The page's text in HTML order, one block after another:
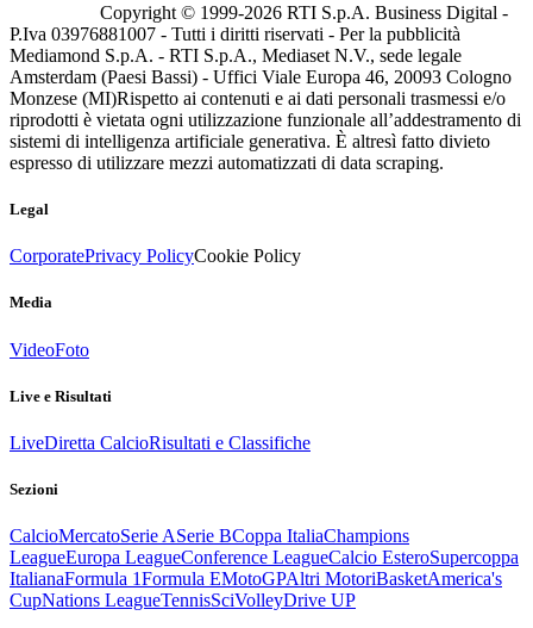
Copyright © 1999-2026 RTI S.p.A. Business Digital -
P.Iva 03976881007 - Tutti i diritti riservati - Per la pubblicità
Mediamond S.p.A. - RTI S.p.A., Mediaset N.V., sede legale
Amsterdam (Paesi Bassi) - Uffici Viale Europa 46, 20093 Cologno
Monzese (MI)Rispetto ai contenuti e ai dati personali trasmessi e/o
riprodotti è vietata ogni utilizzazione funzionale all’addestramento di
sistemi di intelligenza artificiale generativa. È altresì fatto divieto
espresso di utilizzare mezzi automatizzati di data scraping.
Legal
CorporatePrivacy PolicyCookie Policy
Media
VideoFoto
Live e Risultati
LiveDiretta CalcioRisultati e Classifiche
Sezioni
CalcioMercatoSerie ASerie BCoppa ItaliaChampions
LeagueEuropa LeagueConference LeagueCalcio EsteroSupercoppa
ItalianaFormula 1Formula EMotoGPAltri MotoriBasketAmerica's
CupNations LeagueTennisSciVolleyDrive UP